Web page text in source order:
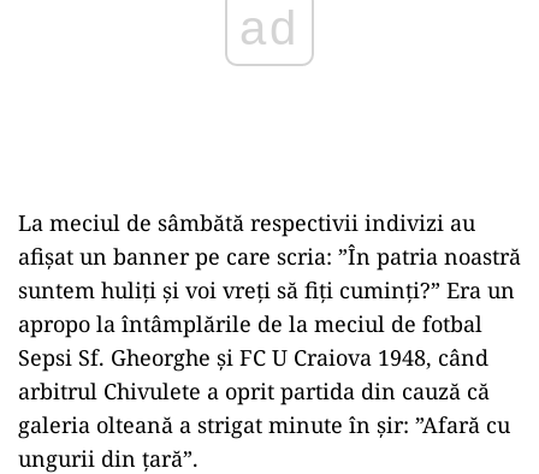
ad
La meciul de sâmbătă respectivii indivizi au
afișat un banner pe care scria: ”În patria noastră
suntem huliți și voi vreți să fiți cuminți?” Era un
apropo la întâmplările de la meciul de fotbal
Sepsi Sf. Gheorghe și FC U Craiova 1948, când
arbitrul Chivulete a oprit partida din cauză că
galeria olteană a strigat minute în șir: ”Afară cu
ungurii din țară”.